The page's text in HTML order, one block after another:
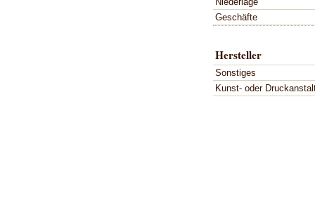
Geschäfte
Hersteller
Sonstiges
Kunst- oder